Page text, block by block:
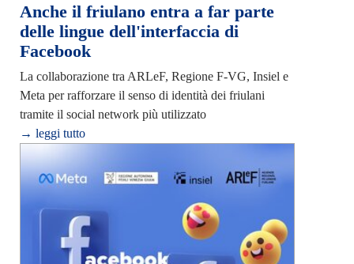
Anche il friulano entra a far parte
delle lingue dell'interfaccia di
Facebook
La collaborazione tra ARLeF, Regione F-VG, Insiel e
Meta per rafforzare il senso di identità dei friulani
tramite il social network più utilizzato
→ leggi tutto